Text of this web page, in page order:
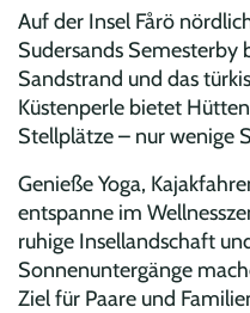
Auf der Insel Fårö
Sudersands Semesterby
Sandstrand und das
Küstenperle bietet
Stellplätze – nur wenige
Genieße Yoga,
entspanne im
ruhige Insellandschaft
Sonnenuntergänge
Ziel für Paare und